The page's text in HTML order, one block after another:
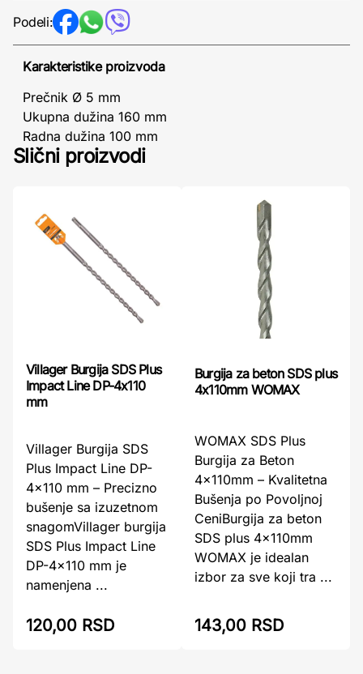
Podeli:
Karakteristike proizvoda
Prečnik Ø 5 mm
Ukupna dužina 160 mm
Radna dužina 100 mm
Slični proizvodi
Villager Burgija SDS Plus
Impact Line DP-4x110
mm
Villager Burgija SDS
Plus Impact Line DP-
4x110 mm – Precizno
bušenje sa izuzetnom
snagomVillager burgija
SDS Plus Impact Line
DP-4x110 mm je
namenjena ...
120,00 RSD
Burgija za beton SDS plus
4x110mm WOMAX
WOMAX SDS Plus
Burgija za Beton
4x110mm – Kvalitetna
Bušenja po Povoljnoj
CeniBurgija za beton
SDS plus 4x110mm
WOMAX je idealan
izbor za sve koji tra ...
143,00 RSD